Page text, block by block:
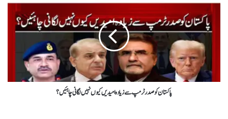
پاکستان کو صدر ٹرمپ سے زیادہ امیدیں کیوں نہیں لگانی چاہئیں؟